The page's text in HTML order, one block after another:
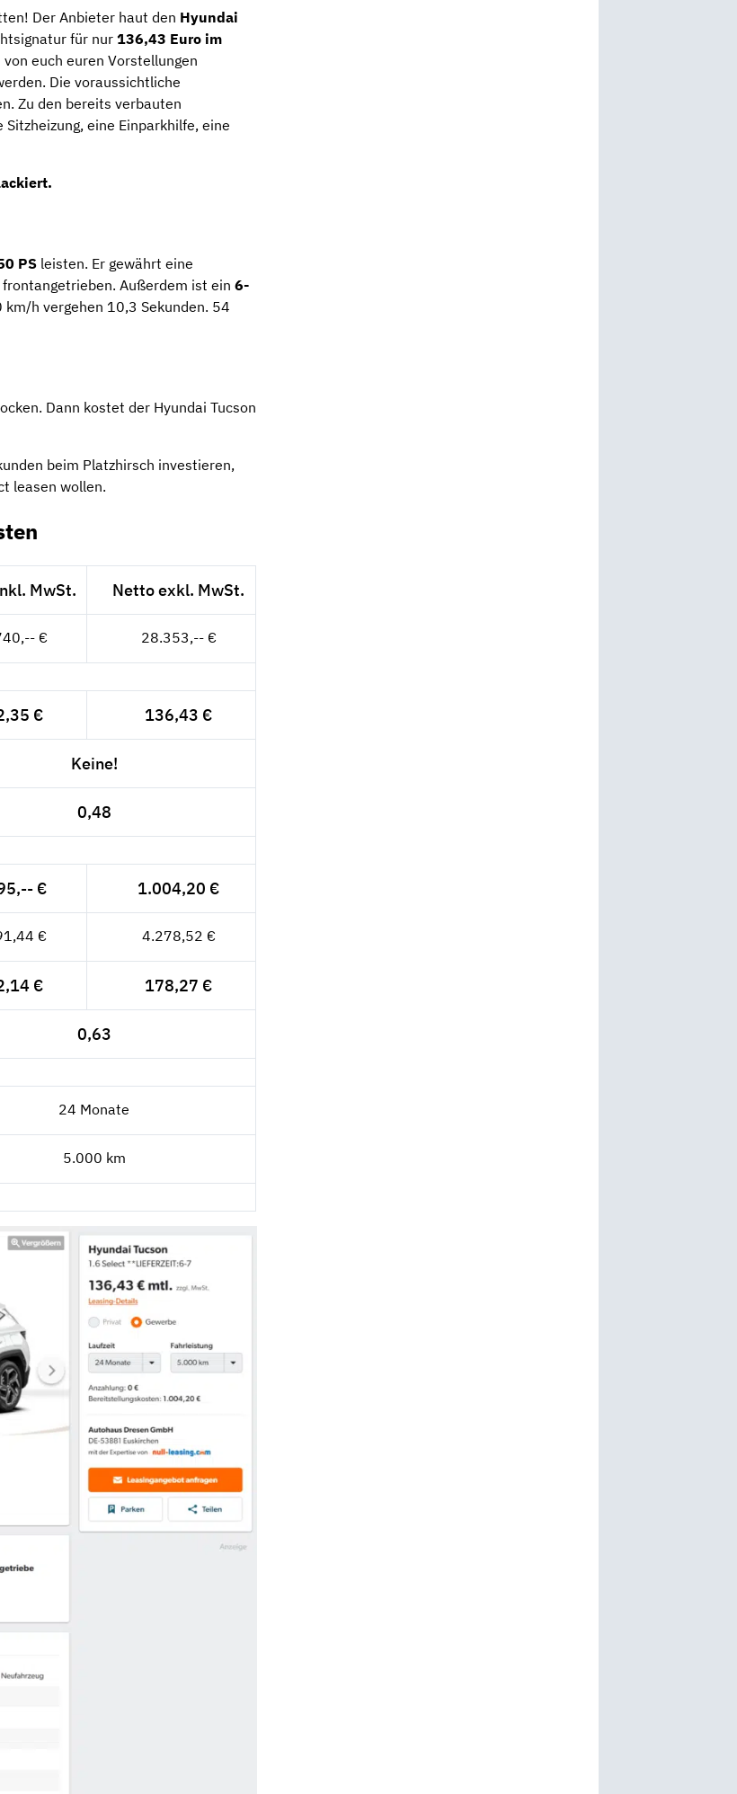
Der Anbieter haut den Hyundai
für nur136,43 Euro im
von euch euren Vorstellungen
Die voraussichtliche
Zu den bereits verbauten
eine Einparkhilfe, eine
PS leisten. Er gewährt eine
Außerdem ist ein 6-
h vergehen 10,3 Sekunden. 54
Dann kostet der Hyundai Tucson
beim Platzhirsch investieren,
leasen wollen.
MwSt. Netto exkl. MwSt.
€ 28.353,-- €
€ 136,43 €
Keine!
0,48
€ 1.004,20 €
€ 4.278,52 €
€ 178,27 €
0,63
24 Monate
5.000 km